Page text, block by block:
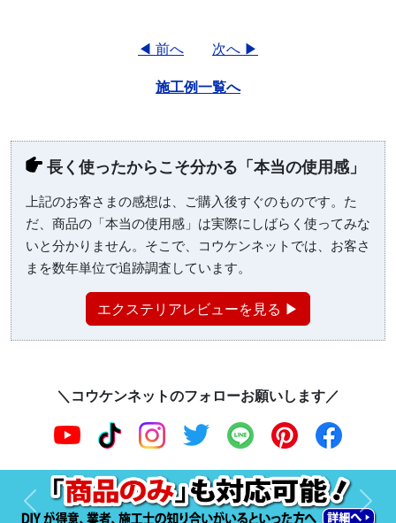
◀ 前へ
次へ ▶
施工例一覧へ
長く使ったからこそ分かる「本当の使用感」
上記のお客さまの感想は、ご購入後すぐのものです。た
だ、商品の「本当の使用感」は実際にしばらく使ってみな
いと分かりません。そこで、コウケンネットでは、お客さ
まを数年単位で追跡調査しています。
エクステリアレビューを見る ▶
＼コウケンネットのフォローお願いします／
前へ 次へ